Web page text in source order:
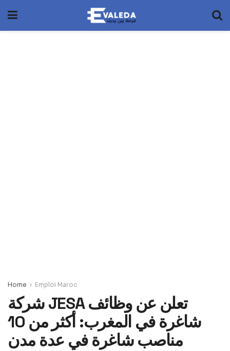
Home Emploi Maroc
شركة JESA تعلن عن وظائف
شاغرة في المغرب: أكثر من 10
مناصب شاغرة في عدة مدن